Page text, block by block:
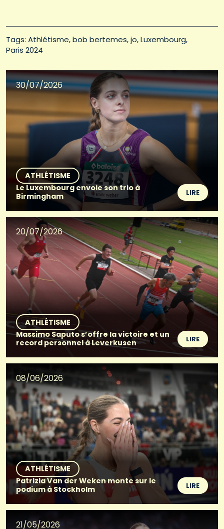
Tags: Athlétisme bob bertemes jo Luxembourg
Paris 2024
30/07/2026
ATHLÉTISME
Le Luxembourg envoie son trio à
Birmingham
LIRE
20/07/2026
ATHLÉTISME
Massimo Saputo s’offre la victoire et un
record personnel à Leverkusen
LIRE
08/06/2026
ATHLÉTISME
Patrizia Van der Weken monte sur le
podium à Stockholm
LIRE
21/05/2026